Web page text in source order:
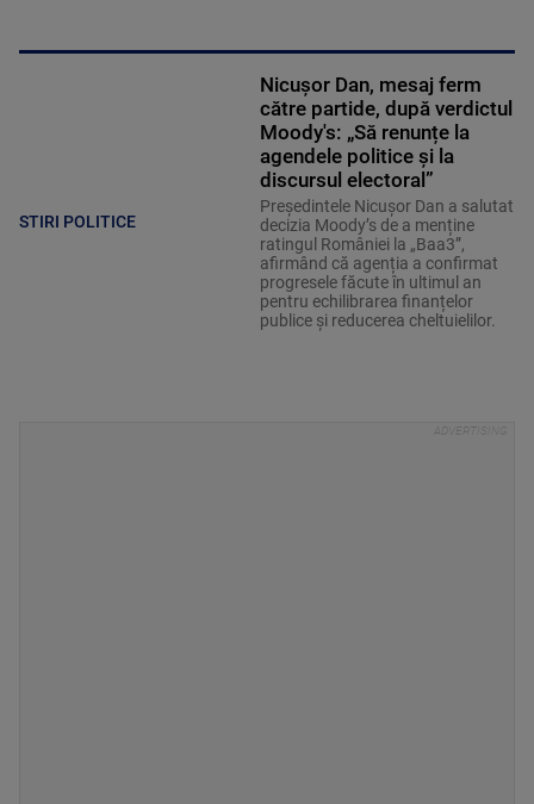
STIRI POLITICE
Nicușor Dan, mesaj ferm
către partide, după verdictul
Moody's: „Să renunțe la
agendele politice şi la
discursul electoral”
Președintele Nicușor Dan a salutat
decizia Moody’s de a menține
ratingul României la „Baa3”,
afirmând că agenția a confirmat
progresele făcute în ultimul an
pentru echilibrarea finanțelor
publice și reducerea cheltuielilor.